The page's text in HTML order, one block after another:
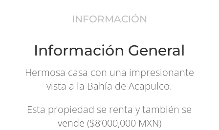
INFORMACIÓN
Información General
Hermosa casa con una impresionante
vista a la Bahía de Acapulco.
Esta propiedad se renta y también se
vende ($8’000,000 MXN)